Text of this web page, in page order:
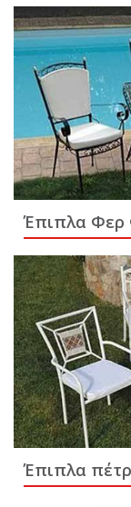
Έπιπλα Φερ
Έπιπλα